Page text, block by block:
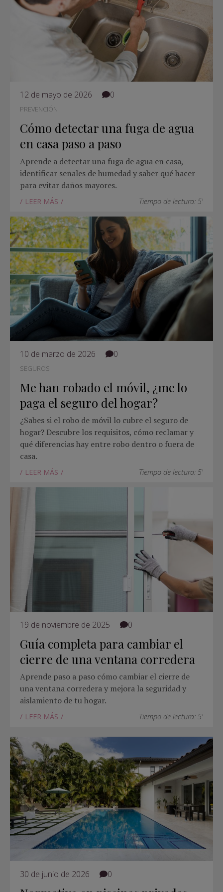
12 de mayo de 2026 0
PREVENCIÓN
Cómo detectar una fuga de agua
en casa paso a paso
Aprende a detectar una fuga de agua en casa,
identificar señales de humedad y saber qué hacer
para evitar daños mayores.
LEER MÁS Tiempo de lectura: 5'
10 de marzo de 2026 0
SEGUROS
Me han robado el móvil, ¿me lo
paga el seguro del hogar?
¿Sabes si el robo de móvil lo cubre el seguro de
hogar? Descubre los requisitos, cómo reclamar y
qué diferencias hay entre robo dentro o fuera de
casa.
LEER MÁS Tiempo de lectura: 5'
19 de noviembre de 2025 0
Guía completa para cambiar el
cierre de una ventana corredera
Aprende paso a paso cómo cambiar el cierre de
una ventana corredera y mejora la seguridad y
aislamiento de tu hogar.
LEER MÁS Tiempo de lectura: 5'
30 de junio de 2026 0